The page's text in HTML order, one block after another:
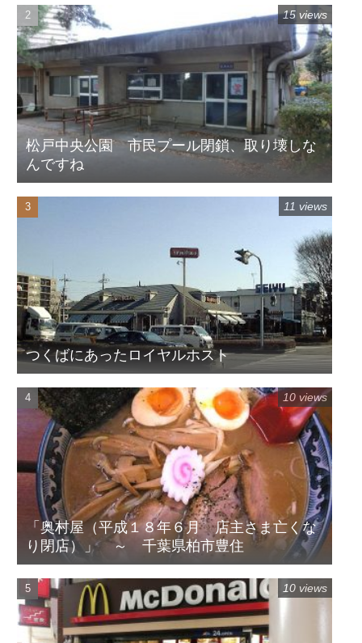
松戸中央公園 市民プール閉鎖、取り壊しな
んですね
15 views
つくばにあったロイヤルホスト
11 views
「奥村屋（平成１８年６月 店主さま亡くな
り閉店）」 ～ 千葉県柏市豊住
10 views
10 views